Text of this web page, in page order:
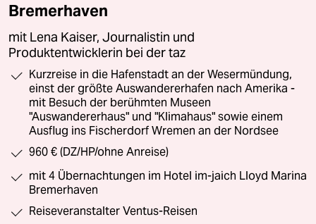
Bremerhaven
mit Lena Kaiser, Journalistin und
Produktentwicklerin bei der taz
Kurzreise in die Hafenstadt an der Wesermündung,
einst der größte Auswandererhafen nach Amerika -
mit Besuch der berühmten Museen
"Auswandererhaus" und "Klimahaus" sowie einem
Ausflug ins Fischerdorf Wremen an der Nordsee
960 € (DZ/HP/ohne Anreise)
mit 4 Übernachtungen im Hotel im-jaich Lloyd Marina
Bremerhaven
Reiseveranstalter Ventus-Reisen